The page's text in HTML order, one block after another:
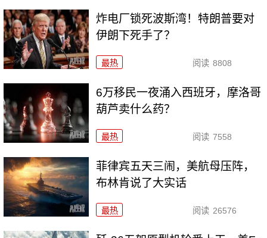
炸电厂锁死波斯湾！特朗普要对
伊朗下死手了？
最热 阅读 8808
6万移民一夜涌入西班牙，摩洛哥
葫芦卖什么药？
最热 阅读 7558
菲律宾五天三闹，美航母压阵，
布林肯说了大实话
最热 阅读 26576